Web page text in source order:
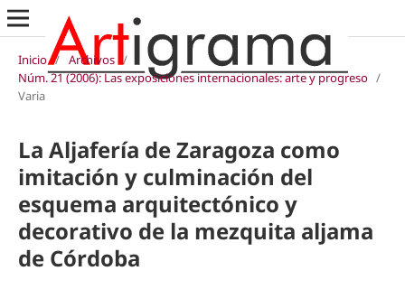
Inicio / Archivos /
Núm. 21 (2006): Las exposiciones internacionales: arte y progreso /
Varia
La Aljafería de Zaragoza como
imitación y culminación del
esquema arquitectónico y
decorativo de la mezquita aljama
de Córdoba